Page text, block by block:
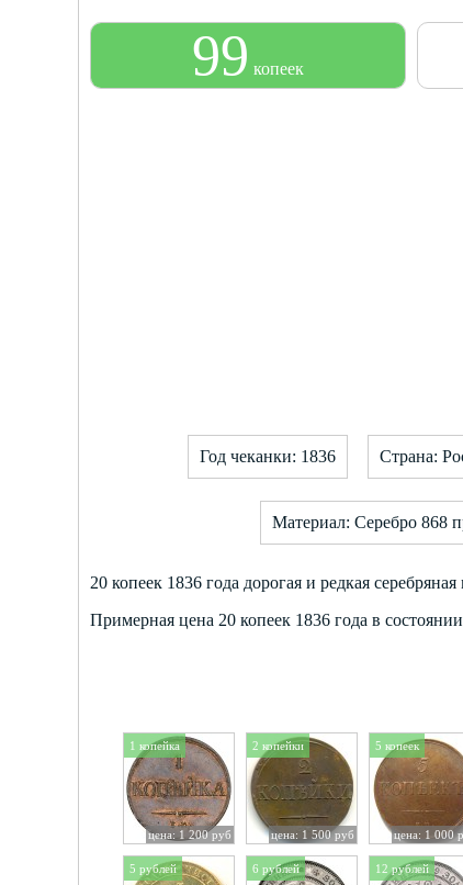
99 копеек
Год чеканки: 1836 Страна:
Материал: Серебро 868
20 копеек 1836 года дорогая и редкая
Примерная цена 20 копеек 1836 года в
1 копейка
цена: 1 200 руб
2 копейки
цена: 1 500 руб
5 копеек
цена: 1 000
5 рублей 6 рублей 12 рублей